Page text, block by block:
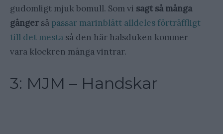
gudomligt mjuk bomull. Som vi sagt så många
gångerså passar marinblått alldeles förträffligt
till det mesta så den här halsduken kommer
vara klockren många vintrar.
3: MJM – Handskar